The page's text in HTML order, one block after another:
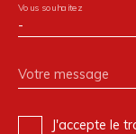
-
Vous souhaitez
Votre message
J'accepte le